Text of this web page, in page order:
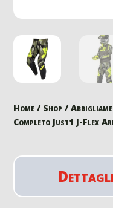
Home / Shop /
Completo Just1 J-Flex